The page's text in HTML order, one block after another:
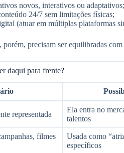
novos, interativos ou adaptativos;
24/7 sem limitações físicas;
(atuar em múltiplas plataformas
porém, precisam ser equilibradas
daqui para frente?
representada
Ela entra no
talentos
filmes
Usada como
específicos